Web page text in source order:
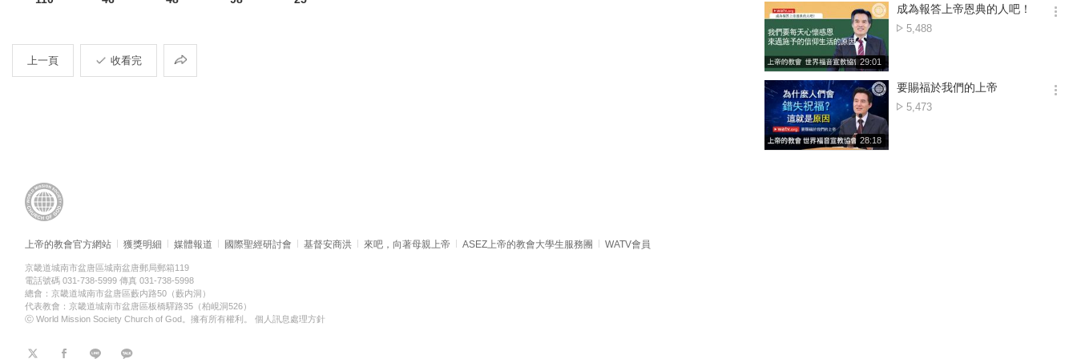
上一頁 收看完
共
享
시
간
재
생
간
29:01
成為報答上帝恩典的人吧！
點
5,488
옵
재
생
28:18
要賜福於我們的上帝
點
5,473
옵
上帝的教會官方網站 獲獎明細 媒體報道 國際聖經研討會 基督安商洪 來吧，向著母親上帝 ASEZ上帝的教會大學生服務團 WATV會員
京畿道城南市盆唐區城南盆唐郵局郵箱119
電話號碼 031-738-5999 傳真 031-738-5998
總會：京畿道城南市盆唐區藪内路50（藪内洞）
代表教會：京畿道城南市盆唐區板橋驛路35（柏峴洞526）
ⓒ World Mission Society Church of God。擁有所有權利。 個人訊息處理方針
트 페 라 KaKao